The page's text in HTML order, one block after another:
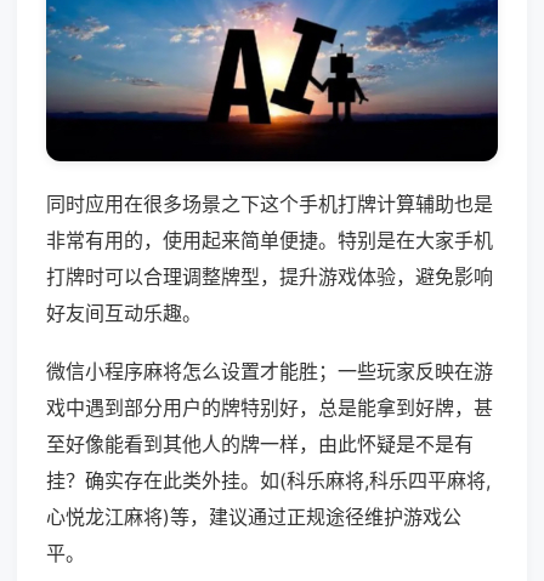
同时应用在很多场景之下这个手机打牌计算辅助也是
非常有用的，使用起来简单便捷。特别是在大家手机
打牌时可以合理调整牌型，提升游戏体验，避免影响
好友间互动乐趣。
微信小程序麻将怎么设置才能胜；一些玩家反映在游
戏中遇到部分用户的牌特别好，总是能拿到好牌，甚
至好像能看到其他人的牌一样，由此怀疑是不是有
挂？确实存在此类外挂。如(科乐麻将,科乐四平麻将,
心悦龙江麻将)等，建议通过正规途径维护游戏公
平。